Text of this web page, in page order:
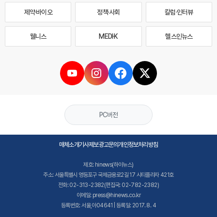
제약·바이오 정책·사회 칼럼·인터뷰
웰니스 MEDI·K 헬스인뉴스
PC버전
매체소개기사제보광고문의개인정보처리방침
제호: hinews(하이뉴스)
주소: 서울특별시 영등포구 국제금융로2길 17 시티플라자 421호
전화: 02-313-2382(편집국: 02-782-2382)
이메일: press@hinews.co.kr
등록번호: 서울,아04641 | 등록일: 2017. 8. 4